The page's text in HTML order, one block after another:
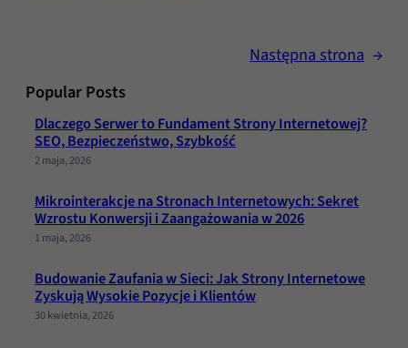
Następna strona →
Popular Posts
Dlaczego Serwer to Fundament Strony Internetowej?
SEO, Bezpieczeństwo, Szybkość
2 maja, 2026
Mikrointerakcje na Stronach Internetowych: Sekret
Wzrostu Konwersji i Zaangażowania w 2026
1 maja, 2026
Budowanie Zaufania w Sieci: Jak Strony Internetowe
Zyskują Wysokie Pozycje i Klientów
30 kwietnia, 2026
podczas
Jeśli odrzucisz
te pliki cookie,
internetowej.
Udostępniając
swoje